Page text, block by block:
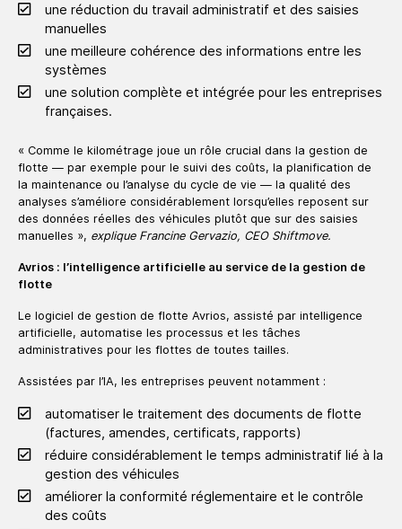
une réduction du travail administratif et des saisies
manuelles
une meilleure cohérence des informations entre les
systèmes
une solution complète et intégrée pour les entreprises
françaises.
« Comme le kilométrage joue un rôle crucial dans la gestion de
flotte — par exemple pour le suivi des coûts, la planification de
la maintenance ou l’analyse du cycle de vie — la qualité des
analyses s’améliore considérablement lorsqu’elles reposent sur
des données réelles des véhicules plutôt que sur des saisies
manuelles », explique Francine Gervazio, CEO Shiftmove.
Avrios : l’intelligence artificielle au service de la gestion de
flotte
Le logiciel de gestion de flotte Avrios, assisté par intelligence
artificielle, automatise les processus et les tâches
administratives pour les flottes de toutes tailles.
Assistées par l’IA, les entreprises peuvent notamment :
automatiser le traitement des documents de flotte
(factures, amendes, certificats, rapports)
réduire considérablement le temps administratif lié à la
gestion des véhicules
améliorer la conformité réglementaire et le contrôle
des coûts